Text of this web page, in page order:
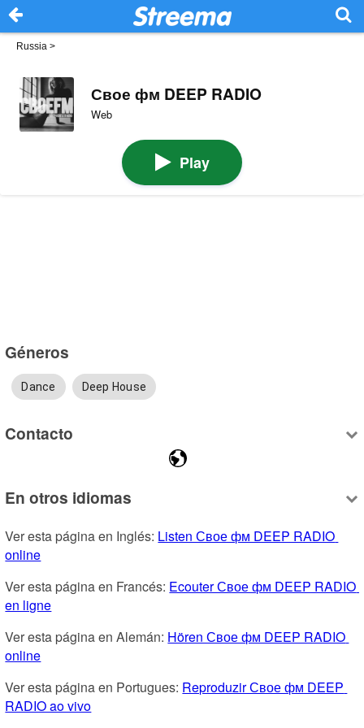
Russia >
Свое фм DEEP RADIO
Web
Play
Géneros
Dance Deep House
Contacto
En otros idiomas
Ver esta página en Inglés: Listen Свое фм DEEP RADIO
online
Ver esta página en Francés: Ecouter Свое фм DEEP RADIO
en ligne
Ver esta página en Alemán: Hören Свое фм DEEP RADIO
online
Ver esta página en Portugues: Reproduzir Свое фм DEEP
RADIO ao vivo